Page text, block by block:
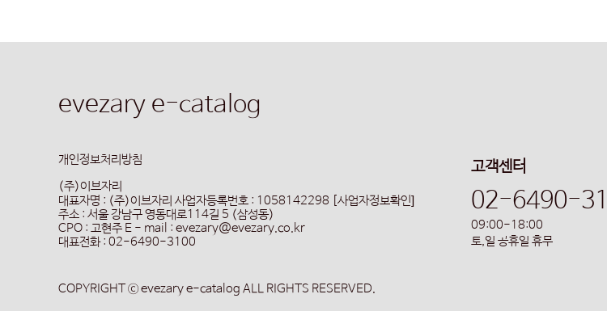
evezary e-catalog
고객센터
02-6490-
09:00-18:00
토,일 공휴일 휴무
개인정보처리방침
(주)이브자리
대표자명 : (주)이브자리 사업자등록번호 : 1058142298 [사업자정보확인]
주소 : 서울 강남구 영동대로114길 5 (삼성동)
CPO : 고현주 E - mail : evezary@evezary.co.kr
대표전화 : 02-6490-3100
COPYRIGHT ⓒ evezary e-catalog ALL RIGHTS RESERVED.